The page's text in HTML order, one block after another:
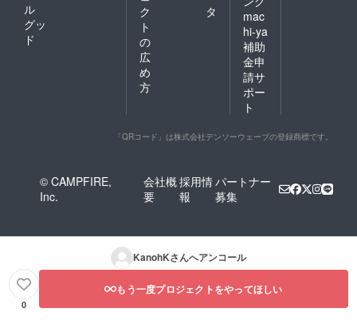
ル
グッ
ド
ク
ト
の
広
め
方
タ
mac
hi-ya
補助
金申
請サ
ポー
ト
「QRコード」は株式会社デンソーウェーブの登録商標です。
© CAMPFIRE,
Inc.
会社概
要
採用情
報
パートナー
募集
KanohKさんへアンコール
0
もう一度プロジェクトをやってほしい